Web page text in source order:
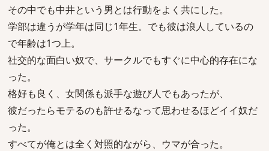
その中でも中井という男とは行動をよく共にした。
学部は違うが学年は同じ1年生。でも彼は浪人しているの
で年齢は1つ上。
社交的な面白い奴で、サークルでもすぐに中心的存在にな
った。
格好も良く、女関係も派手な遊び人でもあったが、
彼だったらモテるのも許せるなって思わせるほどイイ奴だ
った。
すべてが俺とは全く対照的ながら、ウマが合った。